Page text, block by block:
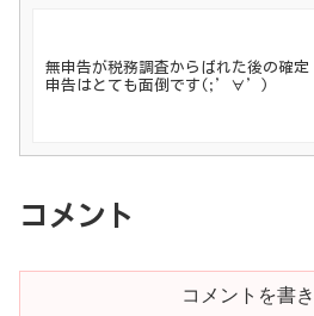
無申告が税務調査からばれた後の確定
申告はとても面倒です(;’∀’)
コメント
コメントを書